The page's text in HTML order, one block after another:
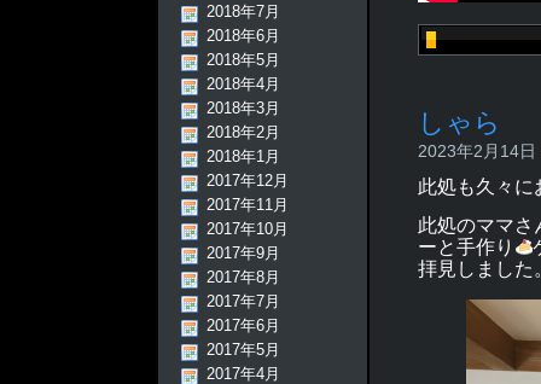
しゃら
2023年2月14
此処も久々に
此処のママさ
ーと手作り
拝見しました
2018年7月
2018年6月
2018年5月
2018年4月
2018年3月
2018年2月
2018年1月
2017年12月
2017年11月
2017年10月
2017年9月
2017年8月
2017年7月
2017年6月
2017年5月
2017年4月